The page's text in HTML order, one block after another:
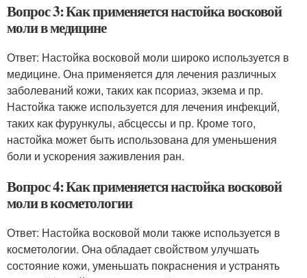
Вопрос 3: Как применяется настойка восковой
моли в медицине
Ответ: Настойка восковой моли широко используется в
медицине. Она применяется для лечения различных
заболеваний кожи, таких как псориаз, экзема и пр.
Настойка также используется для лечения инфекций,
таких как фурункулы, абсцессы и пр. Кроме того,
настойка может быть использована для уменьшения
боли и ускорения заживления ран.
Вопрос 4: Как применяется настойка восковой
моли в косметологии
Ответ: Настойка восковой моли также используется в
косметологии. Она обладает свойством улучшать
состояние кожи, уменьшать покраснения и устранять